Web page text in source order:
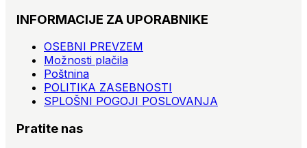
INFORMACIJE ZA UPORABNIKE
OSEBNI PREVZEM
Možnosti plačila
Poštnina
POLITIKA ZASEBNOSTI
SPLOŠNI POGOJI POSLOVANJA
Pratite nas